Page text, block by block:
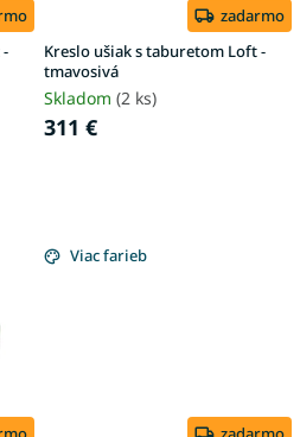
zadarmo
Kreslo ušiak s taburetom Loft -
tmavosivá
Skladom (2 ks)
311 €
Viac farieb